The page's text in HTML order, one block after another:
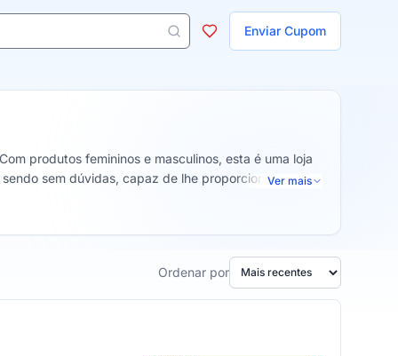
Enviar Cupom
produtos femininos e masculinos, esta é uma loja
sem dúvidas, capaz de lhe proporcionar uma
Ver mais
Ordenar por